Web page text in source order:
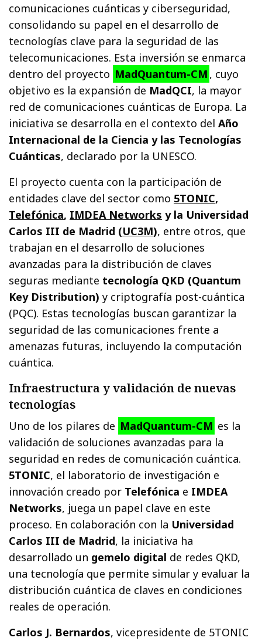
comunicaciones cuánticas y ciberseguridad,
consolidando su papel en el desarrollo de
tecnologías clave para la seguridad de las
telecomunicaciones. Esta inversión se enmarca
dentro del proyecto MadQuantum-CM , cuyo
objetivo es la expansión de MadQCI, la mayor
red de comunicaciones cuánticas de Europa. La
iniciativa se desarrolla en el contexto delAño
Internacional de la Ciencia y las Tecnologías
Cuánticas, declarado por la UNESCO.
El proyecto cuenta con la participación de
entidades clave del sector como 5TONIC,
Telefónica, IMDEA Networks y la Universidad
Carlos III de Madrid (UC3M), entre otros, que
trabajan en el desarrollo de soluciones
avanzadas para la distribución de claves
seguras mediante tecnología QKD (Quantum
Key Distribution) y criptografía post-cuántica
(PQC). Estas tecnologías buscan garantizar la
seguridad de las comunicaciones frente a
amenazas futuras, incluyendo la computación
cuántica.
Infraestructura y validación de nuevas
tecnologías
Uno de los pilares de MadQuantum-CM es la
validación de soluciones avanzadas para la
seguridad en redes de comunicación cuántica.
5TONIC, el laboratorio de investigación e
innovación creado por Telefónica e IMDEA
Networks, juega un papel clave en este
proceso. En colaboración con la Universidad
Carlos III de Madrid, la iniciativa ha
desarrollado un gemelo digital de redes QKD,
una tecnología que permite simular y evaluar la
distribución cuántica de claves en condiciones
reales de operación.
Carlos J. Bernardos, vicepresidente de 5TONIC